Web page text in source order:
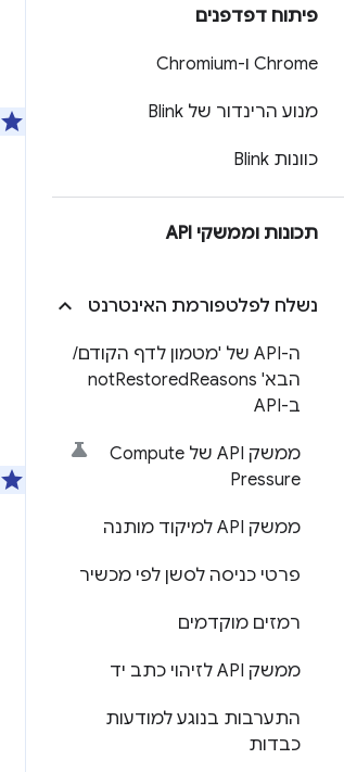
פיתוח דפדפנים
Chrome ו-Chromium
מנוע הרינדור של Blink
כוונות Blink
תכונות וממשקי API
נשלח לפלטפורמת האינטרנט
ה-API של 'מטמון לדף הקודם
/
הבא' not
RestoredReasons
ב-API
ממשק API של Compute
Pressure
ממשק API למיקוד מותנה
פרטי כניסה לסשן לפי מכשיר
רמזים מוקדמים
ממשק API לזיהוי כתב יד
התערבות בנוגע למודעות
כבדות